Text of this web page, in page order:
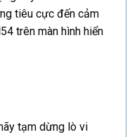
tiêu cực đến cảm
trên màn hình hiển
tạm dừng lò vi